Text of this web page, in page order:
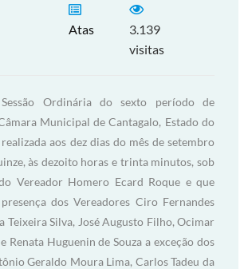
Atas
3.139
visitas
Ordinária do sexto período de
Municipal de Cantagalo, Estado do
aos dez dias do mês de setembro
às dezoito horas e trinta minutos, sob
Vereador Homero Ecard Roque e que
dos Vereadores Ciro Fernandes
Teixeira Silva, José Augusto Filho, Ocimar
Renata Huguenin de Souza a exceção dos
Geraldo Moura Lima, Carlos Tadeu da